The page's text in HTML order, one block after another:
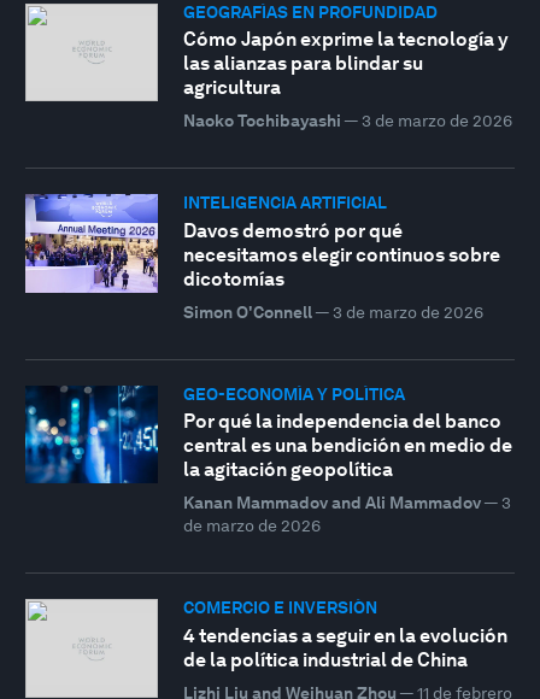
GEOGRAFÍAS EN PROFUNDIDAD
Cómo Japón exprime la tecnología y
las alianzas para blindar su
agricultura
Naoko Tochibayashi — 3 de marzo de 2026
INTELIGENCIA ARTIFICIAL
Davos demostró por qué
necesitamos elegir continuos sobre
dicotomías
Simon O'Connell— 3 de marzo de 2026
GEO-ECONOMÍA Y POLÍTICA
Por qué la independencia del banco
central es una bendición en medio de
la agitación geopolítica
Kanan Mammadov and Ali Mammadov— 3
de marzo de 2026
COMERCIO E INVERSIÓN
4 tendencias a seguir en la evolución
de la política industrial de China
Lizhi Liu and Weihuan Zhou — 11 de febrero